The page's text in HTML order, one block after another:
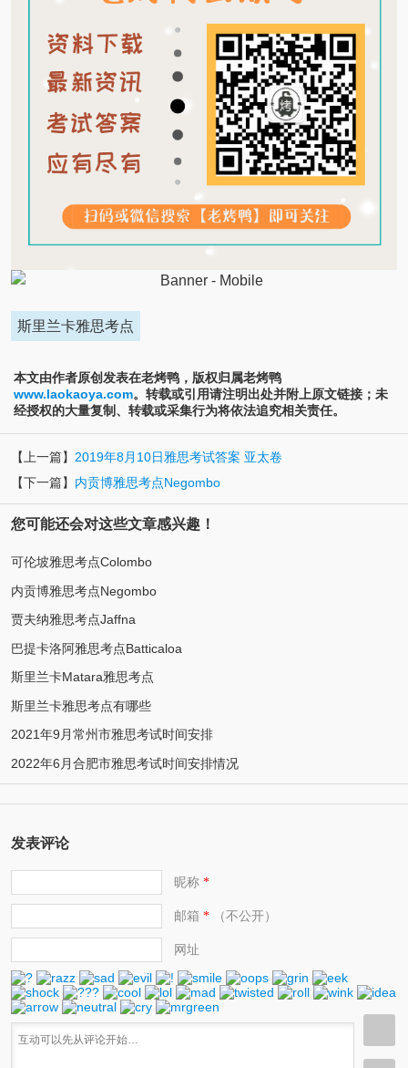
斯里兰卡雅思考点
本文由作者原创发表在老烤鸭，版权归属老烤鸭
www.laokaoya.com。转载或引用请注明出处并附上原文链接；未
经授权的大量复制、转载或采集行为将依法追究相关责任。
【上一篇】 2019年8月10日雅思考试答案 亚太卷
【下一篇】 内贡博雅思考点Negombo
您可能还会对这些文章感兴趣！
可伦坡雅思考点Colombo
内贡博雅思考点Negombo
贾夫纳雅思考点Jaffna
巴提卡洛阿雅思考点Batticaloa
斯里兰卡Matara雅思考点
斯里兰卡雅思考点有哪些
2021年9月常州市雅思考试时间安排
2022年6月合肥市雅思考试时间安排情况
发表评论
昵称*
邮箱 *（不公开）
网址